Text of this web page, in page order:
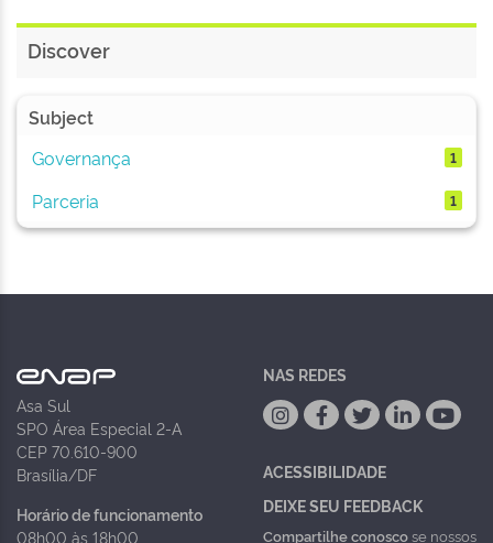
Discover
Subject
Governança
1
Parceria 1
Asa Sul
SPO Área Especial 2-A
CEP 70.610-900
Brasília/DF
Horário de funcionamento
08h00 às 18h00
NAS REDES
ACESSIBILIDADE
DEIXE SEU FEEDBACK
Compartilhe conoscose nossos